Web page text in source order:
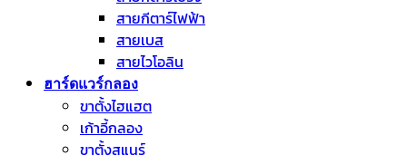
สายกีตาร์ไฟฟ้า
สายเบส
สายไวโอลิน
ฮาร์ดแวร์กลอง
ขาตั้งไฮแฮต
เก้าอี้กลอง
ขาตั้งสแนร์